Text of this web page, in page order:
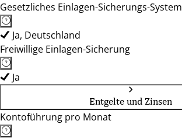
Gesetzliches Einlagen-Sicherungs-System
Ja, Deutschland
Freiwillige Einlagen-Sicherung
Ja
Entgelte und Zinsen
Kontoführung pro Monat